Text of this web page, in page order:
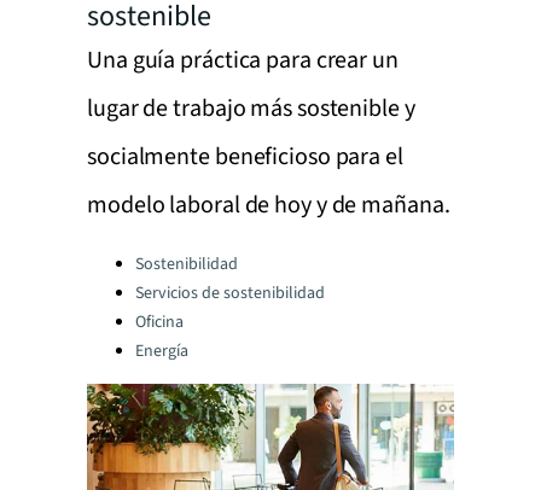
sostenible
Una guía práctica para crear un
lugar de trabajo más sostenible y
socialmente beneficioso para el
modelo laboral de hoy y de mañana.
Categories:Sostenibilidad
Servicios de sostenibilidad
Oficina
Energía